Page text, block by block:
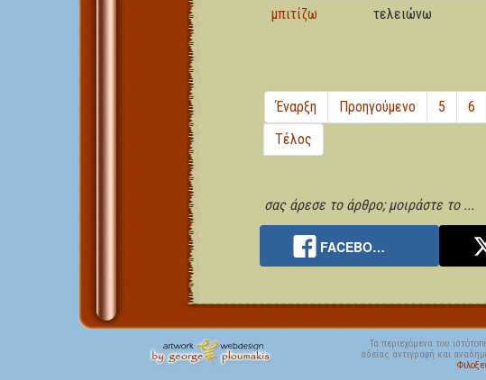
μπιτίζω τελειώνω
Έναρξη Προηγούμενο 5 6
Τέλος
σας άρεσε το άρθρο; μοιράστε το ...
FACEBO…
Τα περιεχόμενα του
αδείας αντιγραφή και